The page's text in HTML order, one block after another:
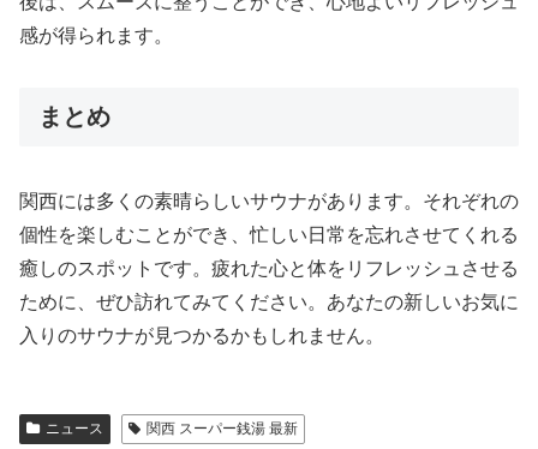
感が得られます。
まとめ
関西には多くの素晴らしいサウナがあります。それぞれの
個性を楽しむことができ、忙しい日常を忘れさせてくれる
癒しのスポットです。疲れた心と体をリフレッシュさせる
ために、ぜひ訪れてみてください。あなたの新しいお気に
入りのサウナが見つかるかもしれません。
ニュース 関西 スーパー銭湯 最新